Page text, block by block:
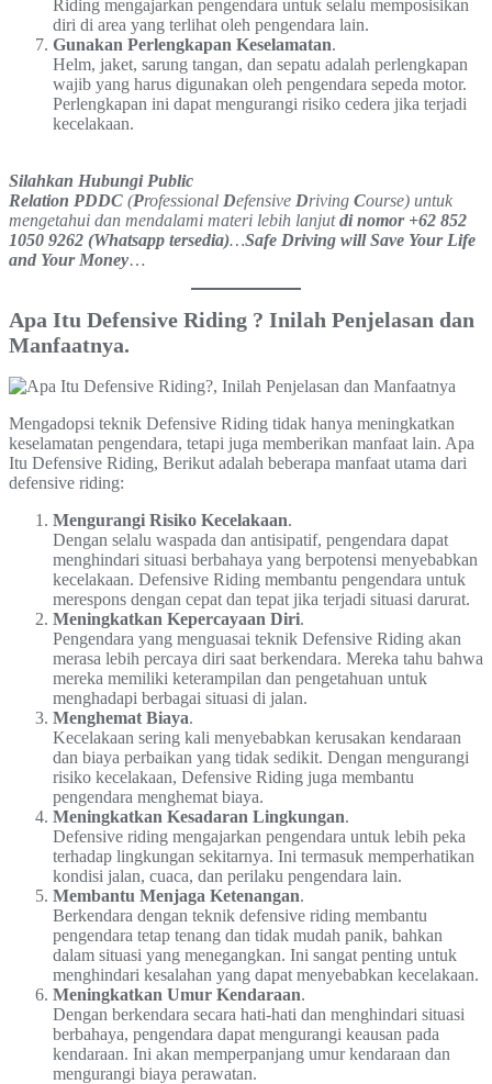
Riding mengajarkan pengendara untuk selalu memposisikan
diri di area yang terlihat oleh pengendara lain.
Gunakan Perlengkapan Keselamatan.
Helm, jaket, sarung tangan, dan sepatu adalah perlengkapan
wajib yang harus digunakan oleh pengendara sepeda motor.
Perlengkapan ini dapat mengurangi risiko cedera jika terjadi
kecelakaan.
Silahkan Hubungi Public
Relation PDDC (Professional Defensive Driving Course) untuk
mengetahui dan mendalami materi lebih lanjutdi nomor +62 852
1050 9262 (Whatsapp tersedia)…Safe Driving will Save Your Life
and Your Money…
Apa Itu Defensive Riding ? Inilah Penjelasan dan
Manfaatnya.
Mengadopsi teknik Defensive Riding tidak hanya meningkatkan
keselamatan pengendara, tetapi juga memberikan manfaat lain. Apa
Itu Defensive Riding, Berikut adalah beberapa manfaat utama dari
defensive riding:
Mengurangi Risiko Kecelakaan.
Dengan selalu waspada dan antisipatif, pengendara dapat
menghindari situasi berbahaya yang berpotensi menyebabkan
kecelakaan. Defensive Riding membantu pengendara untuk
merespons dengan cepat dan tepat jika terjadi situasi darurat.
Meningkatkan Kepercayaan Diri.
Pengendara yang menguasai teknik Defensive Riding akan
merasa lebih percaya diri saat berkendara. Mereka tahu bahwa
mereka memiliki keterampilan dan pengetahuan untuk
menghadapi berbagai situasi di jalan.
Menghemat Biaya.
Kecelakaan sering kali menyebabkan kerusakan kendaraan
dan biaya perbaikan yang tidak sedikit. Dengan mengurangi
risiko kecelakaan, Defensive Riding juga membantu
pengendara menghemat biaya.
Meningkatkan Kesadaran Lingkungan.
Defensive riding mengajarkan pengendara untuk lebih peka
terhadap lingkungan sekitarnya. Ini termasuk memperhatikan
kondisi jalan, cuaca, dan perilaku pengendara lain.
Membantu Menjaga Ketenangan.
Berkendara dengan teknik defensive riding membantu
pengendara tetap tenang dan tidak mudah panik, bahkan
dalam situasi yang menegangkan. Ini sangat penting untuk
menghindari kesalahan yang dapat menyebabkan kecelakaan.
Meningkatkan Umur Kendaraan.
Dengan berkendara secara hati-hati dan menghindari situasi
berbahaya, pengendara dapat mengurangi keausan pada
kendaraan. Ini akan memperpanjang umur kendaraan dan
mengurangi biaya perawatan.